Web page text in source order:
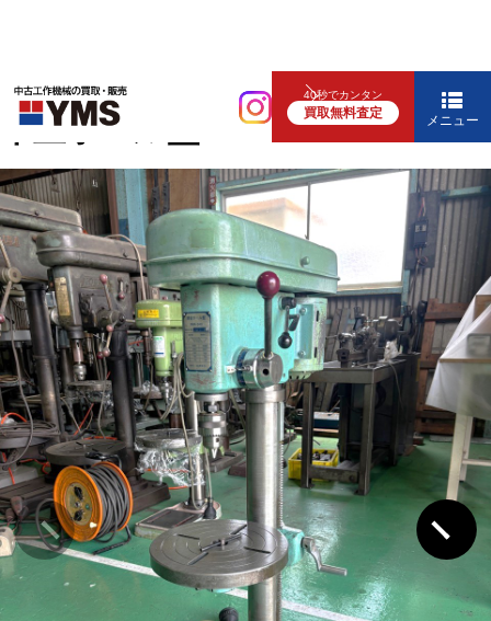
40秒でカンタン
買取無料査定 メニュー
中ぐり・ボール盤
卓上ボール盤